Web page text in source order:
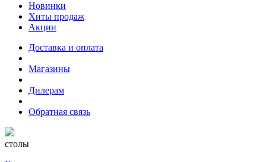
Новинки
Хиты продаж
Акции
Доставка и оплата
Магазины
Дилерам
Обратная связь
столы